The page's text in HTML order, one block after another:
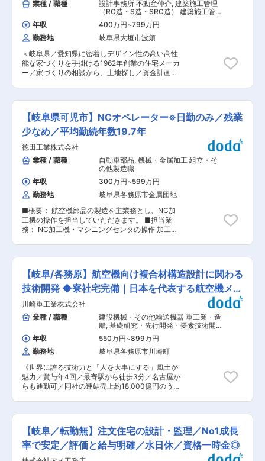
り、誇りと喜びを持って働いています。大手の三
菱電機ビルテクノサービス株式会社の関連会社で
もあり、生涯現役で安心して働ける会社です。社
内で研修制度を設けており教育に力を入れている
為、他にはいないエンジニアとしてお客様から高
く評価を頂き信頼獲得に繋がっております。 日本
一の技術者集団を目指し、技術を全員で磨き続け
ております。 (2)事業拡大： 三菱電機製昇降機の
業の３部門にて構成しておりましたが、販売事業
にも参入した事で、エレベーターの販売から終焉
ております。 変更の範囲：会社の定める業務
に考え、実現に向けて尽力します。住宅とい
う“モノ”を売るのではなく、お客様の人生をより
豊かにする体験を提供することが、この仕事の大
きなやりがいです。他社メーカーであれば尻込み
するような難題や要望でも、実現できるかを真剣
に考え、顧客の期待を超えてカタチにします。 ■
当社の特徴： ◎「岐阜県ワークライフバランス推
進エクセレント企業」、「岐阜県建設人材育成リ
ーディング企業ゴールドランク企業」に認定され
に寄り添った家づくり』に拘る熱量と同じくら
い、社員の個性や想いも大事にしています。 ■就
業環境／風土： 【充実した教育制度の導入】 次
世代のマネージャー等を育成する『ユーカレッ
ジ』、プロのビジネスパーソンとしての仕事・販
売力を身につける『営業力強化研修』等がありま
経営が評価され、2023年に続き、2024年3月に
経済産業省と日本健康会議が共同で選定する『健
康経営優良法人2024』の中において、上位法人
に与えられる『中小規模法人部門ブライト500』
に2年連続で認定されました。 【社風・環境】 子
供の行事に休みを取得する事ができる『育児休暇
多く、安心して働ける就業環境を用意していま
す。また、分からない所はスタッフが時間を割い
社の定める業務
業種 / 職種
設計事務所 不動産仲介, 建築施工管理
（RC造・S造・SRC造） 建築施工管理
（木造）
年収 400万円~799万円
勤務地
岐阜県大垣市波須
＜岐阜県／愛知県に密着しデザイン性の高い高性
能な家づくりを手掛ける1962年創業の住宅メーカ
ー／家づくりの相談から、土地探し／資金計画／
＞ ■仕事の内容： 注文住宅における施工管理業
務（工程・原価管理）を担当していただきます。
■業務内容： ・注文住宅の施工管理（工程管理、
原価管理） ・発注者や協力会社との打ち合わせ・
調整 ・工事進捗の確認および現場巡回 ・品質、
安全、原価、工程の各管理業務 ■働き方や社風・
風土〜お客様も社員も大切にしたい。仕事と家庭
の両立を支援： お客様に寄り添った家づくりと同
じように、社員一人ひとりの想いや個性も大切に
しています。育児・産休制度、研修制度、社内イ
ベントも充実し、安心して長く働ける環境が整っ
ています。岐阜県から「ワーク・ライフ・バラン
ス推進エクセレント企業」や「ぎふ建設人材育成
リーディング企業（ゴールド認定）」としても高
く評価されています。 ■配属先情報： ユーハウ
ス事業部 建築部 (戸建注文住宅) ■施工事例：
ト企業」、「岐阜県建設人材育成リーディング企
業ゴールドランク企業」に認定されています。育
児・産休制度や研修制度、社内イベントも充実
し、働きやすい環境です。 ・『お客様に寄り添っ
た家づくり』に拘る熱量と同じくらい、社員の個
性や想いも大事にしています。 ■就業環境／風
土： 【充実した教育制度の導入】 次世代のマネ
ージャー等を育成する『ユーカレッジ』、プロの
ビジネスパーソンとしての仕事・販売力を身につ
ける『営業力強化研修』等があります。 【健康経
営優良法人認定制度】 優良な健康経営が評価さ
れ、2023年に続き、2024年3月に経済産業省と
日本健康会議が共同で選定する『健康経営優良法
『中小規模法人部門ブライト500』に2年連続で
認定されました。 変更の範囲：会社の定める業務
【岐阜県可児市】NCオペレーター※日勤のみ／残業
少なめ／平均勤続年数19.7年
徳田工業株式会社
業種 / 職種
自動車部品, 機械・金属加工 組立・そ
の他製造職
年収
300万円~599万円
勤務地
岐阜県各務原市金属団地
■概要： 航空機部品の製造を主業務とし、NC加
工機の操作を担当していただきます。 ■担当業
務： NC加工機・マシニングセンタの操作 加工機
細： 当社では、主に航空機部品の製造を行ってい
ただきます。具体的には、NC加工機やマシニン
グセンタを操作して加工を行い、クレーンを使用
して部品の移動や設置を行います。また、刃物の
取り替えや機械の点検も担当していただきます。
さらに、NC工作機の加工プログラムデータを作
成することも重要な業務の一つです。未経験の方
には先輩社員が丁寧に指導し、スキルアップをサ
ポートします。 ■組織構成： 現在、13名のスタ
ッフが活躍中です。 ■キャリアパス： 初期研修
→2.オペレータ業務習得 →3.プログラムデータ作
成習得 →4.高度な機械操作技術の習得→5.チーム
リーダーとしてのステップ ■働き方、就業環境：
当社は年間休日118日（土日休み）を確保し、平
均有給取得日数は約15.4日です。仕事とプライベ
ートのメリハリを大切にし、スタッフが働きやす
場です。退職金は1年以上勤務で支給されます。
■仕事の魅力： 当社は創業77年の歴史を持つ安定
企業であり、航空機製造に携わることができま
す。航空機が飛ぶ様子を見上げることが好きな方
【岐阜/各務原】航空機向け複合材構造設計に関わる
技術開発 ◆寮社宅完備｜日本を代表する航空機メー
カー
川崎重工業株式会社
業種 / 職種
建設機械・その他輸送機器 重工業・造
船, 基礎研究・先行開発・要素技術開発
（機械） CAE解析（構造・応力・衝
突・振動）
年収 550万円~899万円
勤務地
岐阜県各務原市川崎町
《世界に誇る技術力と「人を大事にする」風土が
魅力／賞与年4回／最寄駅から徒歩3分／名古屋か
らも通勤可／同社の連結売上約18,000億円のうち
転翼機）の複合材構造設計に新しい技術を適用
し、構造設計を進化させるための技術開発業務を
ご担当頂きます。 〜具体的には〜 ・将来民間固
定翼機向けの、複合材フレーム構造の繊維配向の
最適化設計を実現するための技術開発 ・将来民間
【岐阜／転勤無】注文住宅の設計・監理／No1成長
率で安定／評価と給与明確／水日休／資格一時金◎